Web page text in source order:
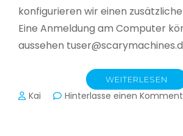
konfigurieren wir einen
Eine Anmeldung am Computer
aussehen
WEITERLESEN
Kai Hinterlasse einen